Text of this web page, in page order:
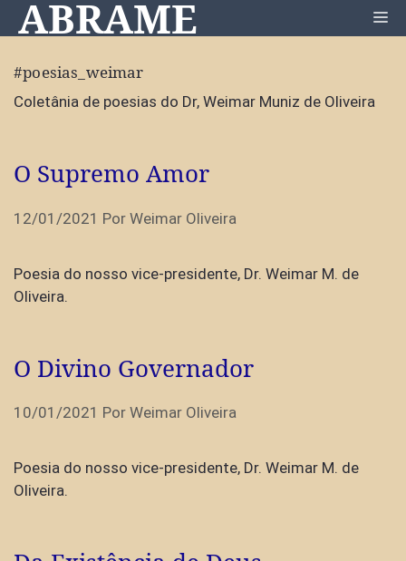
Pular
para
conteúdo
ABRAME
#poesias_weimar
Coletânia de poesias do Dr, Weimar Muniz de Oliveira
O Supremo Amor
12/01/2021 Por Weimar Oliveira
Poesia do nosso vice-presidente, Dr. Weimar M. de
Oliveira.
O Divino Governador
10/01/2021 Por Weimar Oliveira
Poesia do nosso vice-presidente, Dr. Weimar M. de
Oliveira.